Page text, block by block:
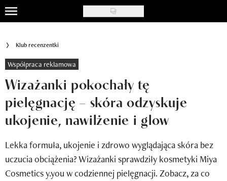
Skip
to
content
Ślub i wesele
Styl życia
Nasze akcje
Inspiracje
Recenzje kosmetyków
Klub recenzentki
Współpraca reklamowa
Wizażanki pokochały tę
pielęgnację – skóra odzyskuje
ukojenie, nawilżenie i glow
Lekka formuła, ukojenie i zdrowo wyglądająca skóra bez
uczucia obciążenia? Wizażanki sprawdziły kosmetyki Miya
Cosmetics y.you w codziennej pielęgnacji. Zobacz, za co